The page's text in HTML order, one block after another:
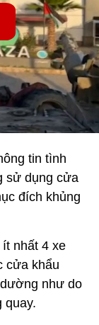
tin tình
sử dụng cửa
đích khủng
nhất 4 xe
cửa khẩu
như do
quay.